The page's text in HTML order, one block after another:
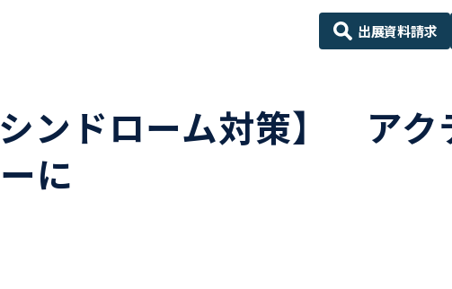
出展資料請求
ンドローム対策】 アク
に